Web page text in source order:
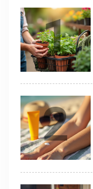
1
2